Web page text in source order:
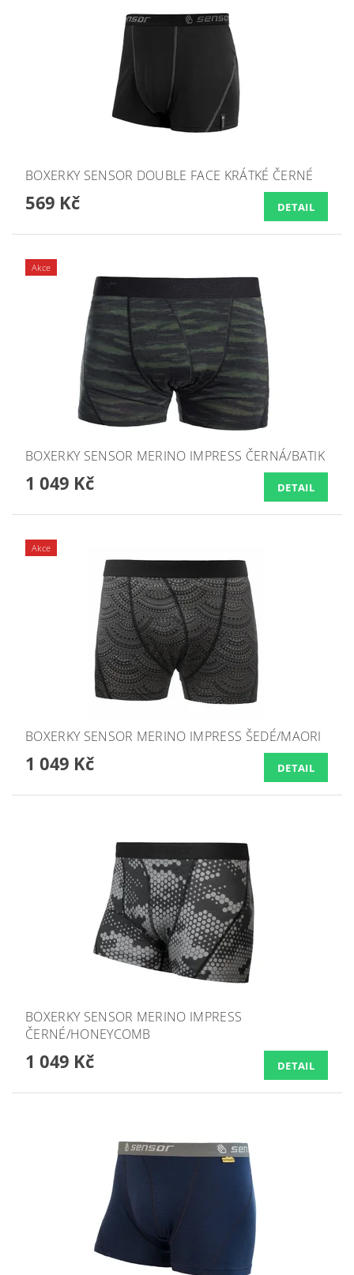
BOXERKY SENSOR DOUBLE FACE KRÁTKÉ ČERNÉ
569 Kč DETAIL
Akce
BOXERKY SENSOR MERINO IMPRESS ČERNÁ/BATIK
1 049 Kč DETAIL
Akce
BOXERKY SENSOR MERINO IMPRESS ŠEDÉ/MAORI
1 049 Kč DETAIL
BOXERKY SENSOR MERINO IMPRESS
ČERNÉ/HONEYCOMB
1 049 Kč DETAIL